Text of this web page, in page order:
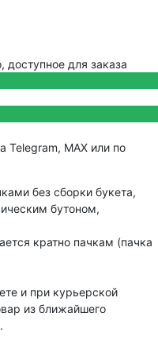
для заказа
MAX или по
без сборки букета,
бутоном,
кратно пачкам (пачка
и при курьерской
из ближайшего